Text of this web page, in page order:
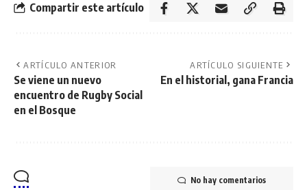
Compartir este artículo
ARTÍCULO ANTERIOR
Se viene un nuevo
encuentro de Rugby Social
en el Bosque
ARTÍCULO SIGUIENTE
En el historial, gana Francia
No hay comentarios